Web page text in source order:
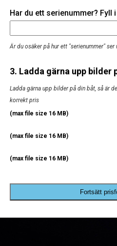
Har du ett serienummer? Fyll i
Är du osäker på hur ett "serienummer" ser
3. Ladda gärna upp bilder
Ladda gärna upp bilder på din båt, så är
korrekt pris
(max file size 16 MB)
(max file size 16 MB)
(max file size 16 MB)
Fortsätt